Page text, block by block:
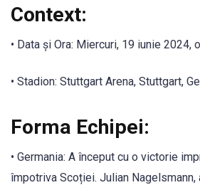
Context:
• Data și Ora: Miercuri, 19 iunie 2024,
• Stadion: Stuttgart Arena, Stuttgart,
Forma Echipei:
• Germania: A început cu o victorie
împotriva Scoției. Julian Nagelsmann,